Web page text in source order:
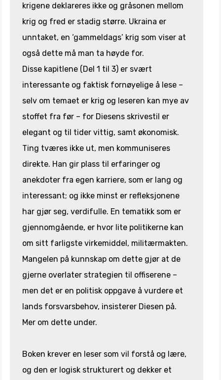
krigene deklareres ikke og gråsonen mellom
krig og fred er stadig større. Ukraina er
unntaket, en ‘gammeldags’ krig som viser at
også dette må man ta høyde for.
Disse kapitlene (Del 1 til 3) er svært
interessante og faktisk fornøyelige å lese –
selv om temaet er krig og leseren kan mye av
stoffet fra før – for Diesens skrivestil er
elegant og til tider vittig, samt økonomisk.
Ting tværes ikke ut, men kommuniseres
direkte. Han gir plass til erfaringer og
anekdoter fra egen karriere, som er lang og
interessant; og ikke minst er refleksjonene
har gjør seg, verdifulle. En tematikk som er
gjennomgående, er hvor lite politikerne kan
om sitt farligste virkemiddel, militærmakten.
Mangelen på kunnskap om dette gjør at de
gjerne overlater strategien til offiserene –
men det er en politisk oppgave å vurdere et
lands forsvarsbehov, insisterer Diesen på.
Mer om dette under.
Boken krever en leser som vil forstå og lære,
og den er logisk strukturert og dekker et